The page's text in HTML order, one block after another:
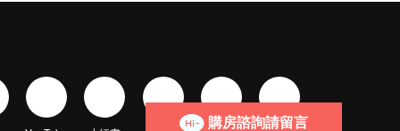
購房諮詢請留言